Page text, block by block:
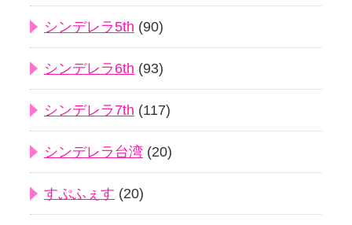
シンデレラ5th (90)
シンデレラ6th (93)
シンデレラ7th (117)
シンデレラ台湾 (20)
すぷふぇす (20)